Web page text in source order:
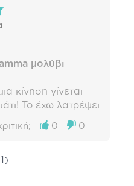
μολύβι
κίνηση γίνεται
Το έχω λατρέψει
0 0